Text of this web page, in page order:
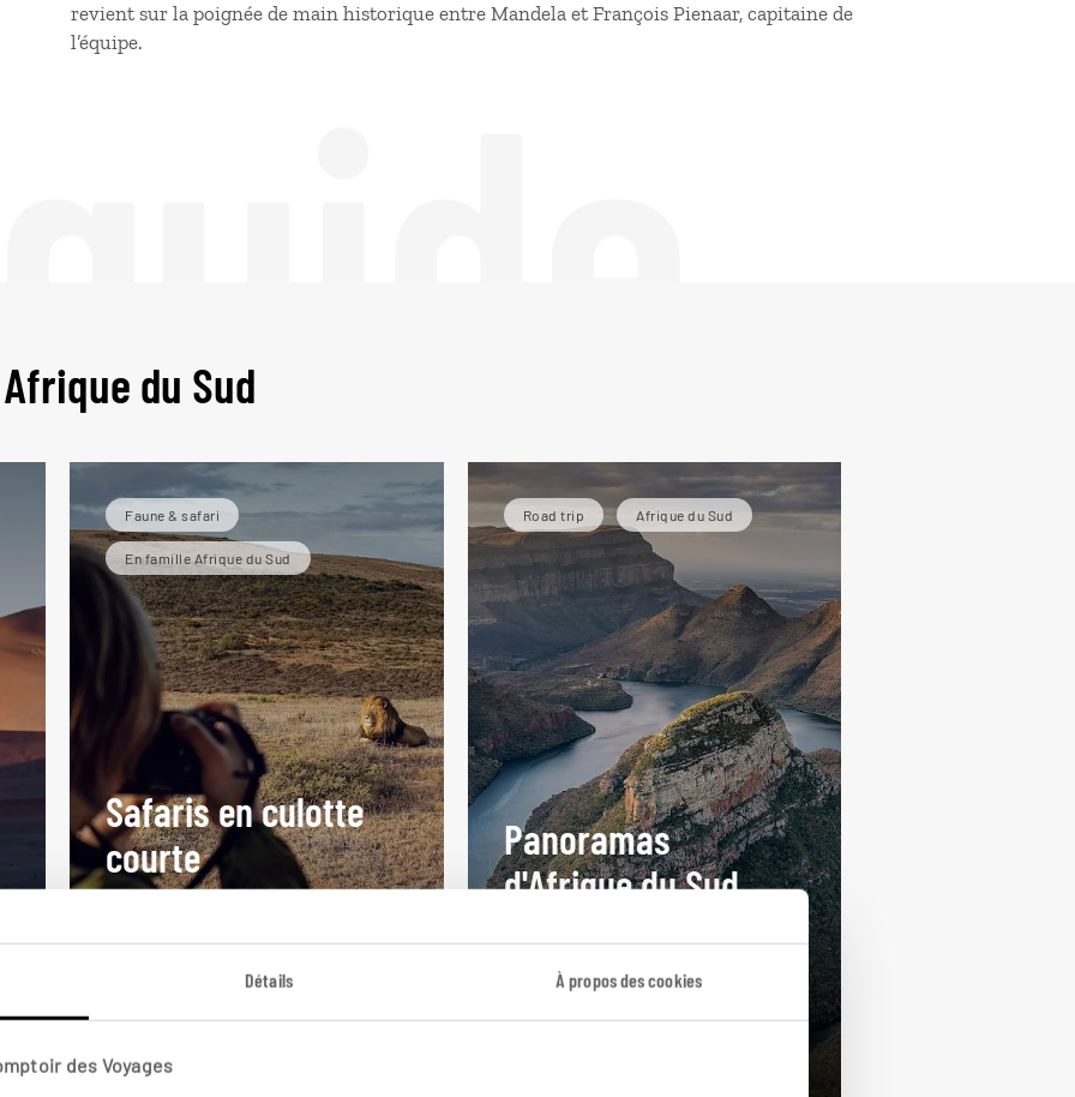
Détails À propos des cookies
des Voyages
revient sur la poignée de main historique entre Mandela et François Pienaar, capitaine de
l’équipe.
du Sud
Faune & safari
En famille Afrique du Sud
Safaris en culotte
courte
Road trip Afrique du Sud
Panoramas
d'Afrique du Sud